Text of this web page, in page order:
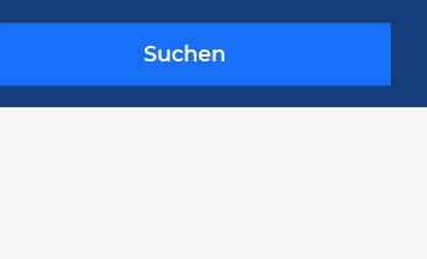
Suchen